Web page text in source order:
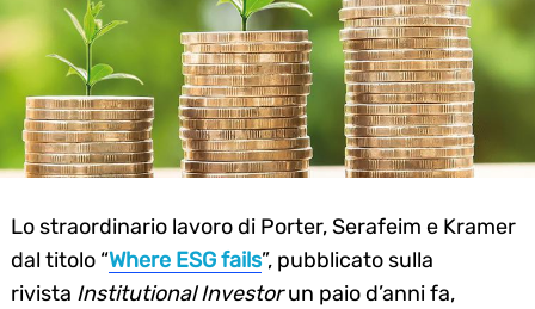
Lo straordinario lavoro di Porter, Serafeim e Kramer
dal titolo “Where ESG fails”, pubblicato sulla
rivista Institutional Investorun paio d’anni fa,